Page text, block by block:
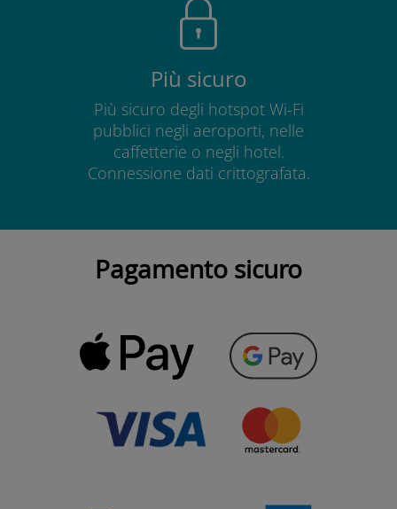
Più sicuro
Più sicuro degli hotspot Wi-Fi
pubblici negli aeroporti, nelle
caffetterie o negli hotel.
Connessione dati crittografata.
Pagamento sicuro